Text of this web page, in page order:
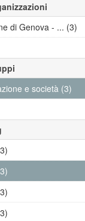
di Genova - ... (3)
e società (3)